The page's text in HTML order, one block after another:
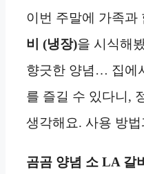
이번 주말에 가족과
비 (냉장)을 시식해
향긋한 양념… 집에
를 즐길 수 있다니,
생각해요. 사용 방
곰곰 양념 소 LA 갈